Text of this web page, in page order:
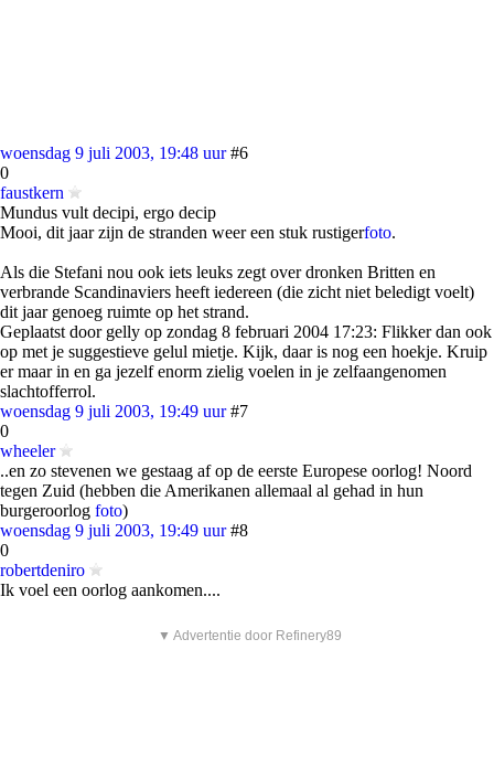
woensdag 9 juli 2003, 19:48 uur #6
0
faustkern
Mundus vult decipi, ergo decip
Mooi, dit jaar zijn de stranden weer een stuk rustigerfoto.
Als die Stefani nou ook iets leuks zegt over dronken Britten en
verbrande Scandinaviers heeft iedereen (die zicht niet beledigt voelt)
dit jaar genoeg ruimte op het strand.
Geplaatst door gelly op zondag 8 februari 2004 17:23: Flikker dan ook
op met je suggestieve gelul mietje. Kijk, daar is nog een hoekje. Kruip
er maar in en ga jezelf enorm zielig voelen in je zelfaangenomen
slachtofferrol.
woensdag 9 juli 2003, 19:49 uur #7
0
wheeler
..en zo stevenen we gestaag af op de eerste Europese oorlog! Noord
tegen Zuid (hebben die Amerikanen allemaal al gehad in hun
burgeroorlog foto)
woensdag 9 juli 2003, 19:49 uur #8
0
robertdeniro
Ik voel een oorlog aankomen....
▼ Advertentie door Refinery89